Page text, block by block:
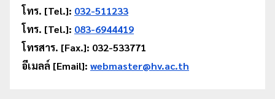
โทร. [Tel.]: 032-511233
โทร. [Tel.]: 083-6944419
โทรสาร. [Fax.]: 032-533771
อีเมลล์ [Email]: webmaster@hv.ac.th